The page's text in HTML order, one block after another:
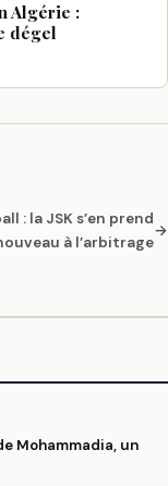
Algérie :
dégel
: la JSK s’en prend
à l’arbitrage
→
Mohammadia, un